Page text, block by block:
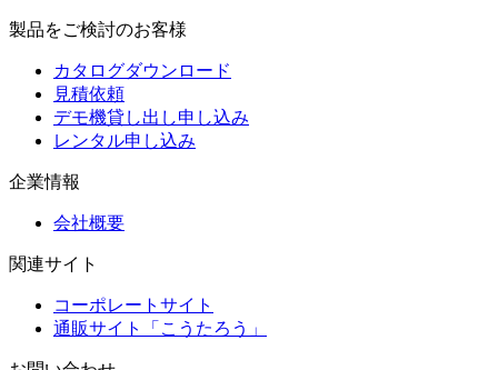
製品をご検討のお客様
カタログダウンロード
見積依頼
デモ機貸し出し申し込み
レンタル申し込み
企業情報
会社概要
関連サイト
コーポレートサイト
通販サイト「こうたろう」